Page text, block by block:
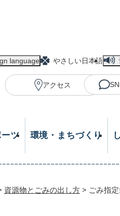
language やさしい日本語
アクセス
ツ 環境・まちづくり
資源物とごみの出し方 > ごみ指